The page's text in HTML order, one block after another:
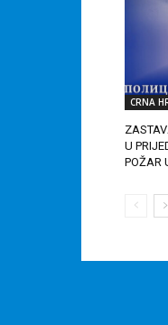
CRNA
U
POŽAR